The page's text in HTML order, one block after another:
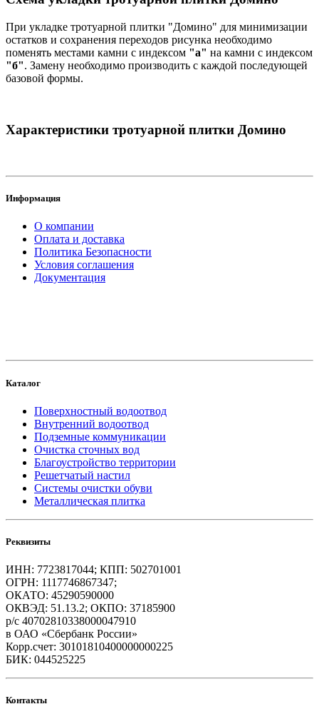
При укладке тротуарной плитки "Домино" для минимизации
остатков и сохранения переходов рисунка необходимо
поменять местами камни с индексом "а" на камни с индексом
"б". Замену необходимо производить с каждой последующей
базовой формы.
Характеристики тротуарной плитки Домино
Информация
О компании
Оплата и доставка
Политика Безопасности
Условия соглашения
Документация
Каталог
Поверхностный водоотвод
Внутренний водоотвод
Подземные коммуникации
Очистка сточных вод
Благоустройство территории
Решетчатый настил
Системы очистки обуви
Металлическая плитка
Реквизиты
ИНН: 7723817044; КПП: 502701001
ОГРН: 1117746867347;
ОКАТО: 45290590000
ОКВЭД: 51.13.2; ОКПО: 37185900
р/с 40702810338000047910
в ОАО «Сбербанк России»
Корр.счет: 30101810400000000225
БИК: 044525225
Контакты